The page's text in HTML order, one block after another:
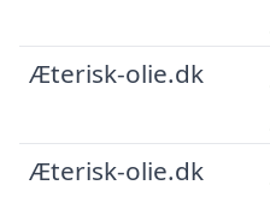
Æterisk-olie.dk
Æterisk-olie.dk